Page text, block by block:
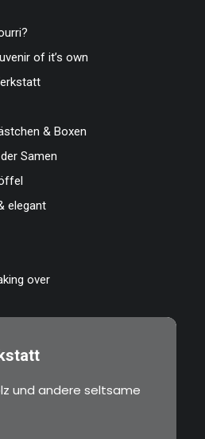
of it’s own
& Boxen
Samen
elegant
over
und andere seltsame